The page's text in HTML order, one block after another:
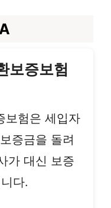
보증보험
보험은 세입자
증금을 돌려
가 대신 보증
다.